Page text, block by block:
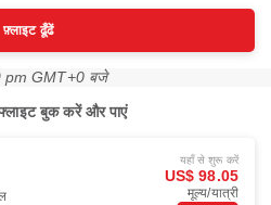
फ़्लाइट ढूँढें
pm GMT+0 बजे
बुक करें और पाएं
यहाँ से शुरू करें
US$ 98.05
मूल्य/यात्री